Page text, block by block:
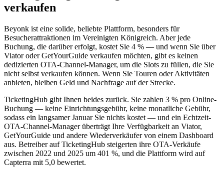
verkaufen
Beyonk ist eine solide, beliebte Plattform, besonders für
Besucherattraktionen im Vereinigten Königreich. Aber jede
Buchung, die darüber erfolgt, kostet Sie 4 % — und wenn Sie über
Viator oder GetYourGuide verkaufen möchten, gibt es keinen
dedizierten OTA-Channel-Manager, um die Slots zu füllen, die Sie
nicht selbst verkaufen können. Wenn Sie Touren oder Aktivitäten
anbieten, bleiben Geld und Nachfrage auf der Strecke.
TicketingHub gibt Ihnen beides zurück. Sie zahlen 3 % pro Online-
Buchung — keine Einrichtungsgebühr, keine monatliche Gebühr,
sodass ein langsamer Januar Sie nichts kostet — und ein Echtzeit-
OTA-Channel-Manager überträgt Ihre Verfügbarkeit an Viator,
GetYourGuide und andere Wiederverkäufer von einem Dashboard
aus. Betreiber auf TicketingHub steigerten ihre OTA-Verkäufe
zwischen 2022 und 2025 um 401 %, und die Plattform wird auf
Capterra mit 5,0 bewertet.